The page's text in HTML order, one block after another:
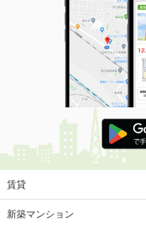
賃貸
新築マンション